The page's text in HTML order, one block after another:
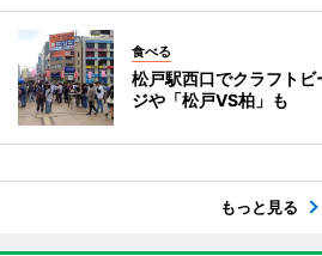
食べる
松戸駅西口でクラフト
ジや「松戸VS柏」も
もっと見る